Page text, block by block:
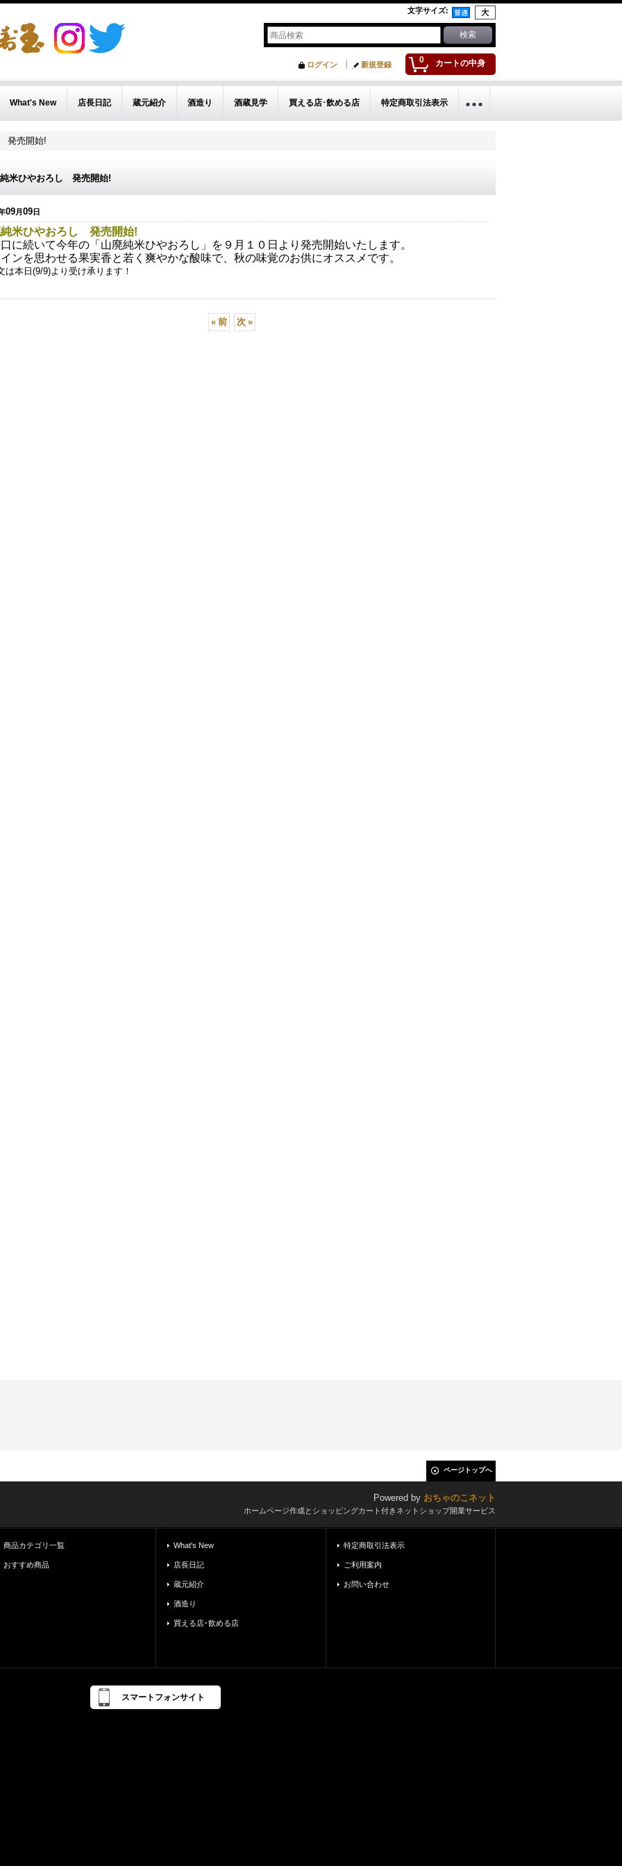
文字サイズ:
0 カートの中身
ログイン 新規登録
What's New 店長日記 蔵元紹介 酒造り 酒蔵見学 買える店･飲める店 特定商取引法表示
発売開始!
米ひやおろし 発売開始!
09月09日
米ひやおろし 発売開始!
に続いて今年の「山廃純米ひやおろし」を９月１０日より発売開始いたします。
ンを思わせる果実香と若く爽やかな酸味で、秋の味覚のお供にオススメです。
は本日(9/9)より受け承ります！
« 前 次 »
ページトップへ
Powered by おちゃのこネット
ホームページ作成とショッピングカート付きネットショップ開業サービス
商品カテゴリ一覧
おすすめ商品
What's New
店長日記
蔵元紹介
酒造り
買える店･飲める店
特定商取引法表示
ご利用案内
お問い合わせ
スマートフォンサイト